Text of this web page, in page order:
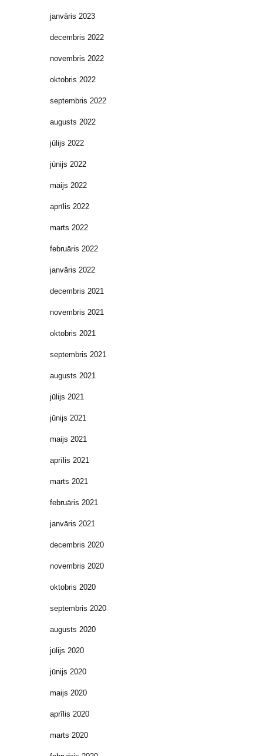
janvāris 2023
decembris 2022
novembris 2022
oktobris 2022
septembris 2022
augusts 2022
jūlijs 2022
jūnijs 2022
maijs 2022
aprīlis 2022
marts 2022
februāris 2022
janvāris 2022
decembris 2021
novembris 2021
oktobris 2021
septembris 2021
augusts 2021
jūlijs 2021
jūnijs 2021
maijs 2021
aprīlis 2021
marts 2021
februāris 2021
janvāris 2021
decembris 2020
novembris 2020
oktobris 2020
septembris 2020
augusts 2020
jūlijs 2020
jūnijs 2020
maijs 2020
aprīlis 2020
marts 2020